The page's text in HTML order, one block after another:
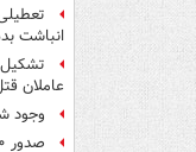
انباشت
تشکیل
عاملان
وجود